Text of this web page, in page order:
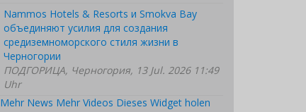
Nammos Hotels & Resorts и Smokva Bay
объединяют усилия для создания
средиземноморского стиля жизни в
Черногории
ПОДГОРИЦА, Черногория, 13 Jul. 2026 11:49
Uhr
Mehr News Mehr Videos Dieses Widget holen